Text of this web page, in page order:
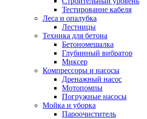
Тестирование кабеля
Леса и опалубка
Лестницы
Техника для бетона
Бетономешалка
Глубинный вибратор
Миксер
Компрессоры и насосы
Дренажный насос
Мотопомпы
Погружные насосы
Мойка и уборка
Пароочиститель